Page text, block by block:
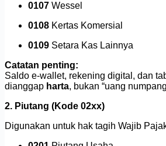
0107 Wessel
0108 Kertas Komersial
0109 Setara Kas Lainnya
Catatan penting:
Saldo e-wallet, rekening digital, dan
dianggap harta, bukan “uang
2. Piutang (Kode 02xx)
Digunakan untuk hak tagih Wajib